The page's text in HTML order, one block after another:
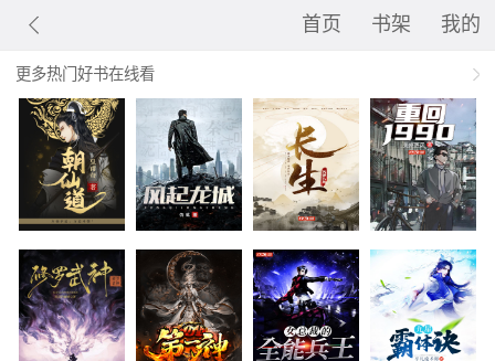
首页 书架 我的
更多热门好书在线看